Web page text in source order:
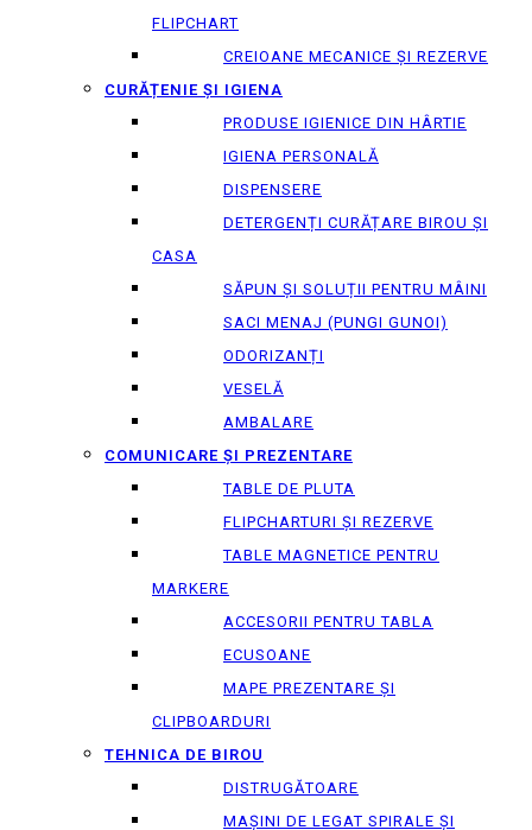
FLIPCHART
CREIOANE MECANICE ȘI REZERVE
CURĂȚENIE ȘI IGIENA
PRODUSE IGIENICE DIN HÂRTIE
IGIENA PERSONALĂ
DISPENSERE
DETERGENȚI CURĂȚARE BIROU ȘI
CASA
SĂPUN ȘI SOLUȚII PENTRU MÂINI
SACI MENAJ (PUNGI GUNOI)
ODORIZANȚI
VESELĂ
AMBALARE
COMUNICARE ȘI PREZENTARE
TABLE DE PLUTA
FLIPCHARTURI ȘI REZERVE
TABLE MAGNETICE PENTRU
MARKERE
ACCESORII PENTRU TABLA
ECUSOANE
MAPE PREZENTARE ȘI
CLIPBOARDURI
TEHNICA DE BIROU
DISTRUGĂTOARE
MAȘINI DE LEGAT SPIRALE ȘI